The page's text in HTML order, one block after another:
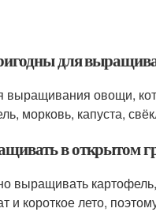
для
выращивания овощи,
морковь, капуста,
в открытом
выращивать
короткое лето,